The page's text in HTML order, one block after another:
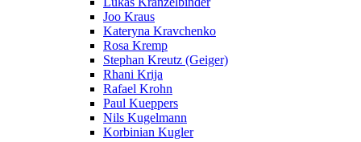
Joo Kraus
Kateryna Kravchenko
Rosa Kremp
Stephan Kreutz (Geiger)
Rhani Krija
Rafael Krohn
Paul Kueppers
Nils Kugelmann
Korbinian Kugler